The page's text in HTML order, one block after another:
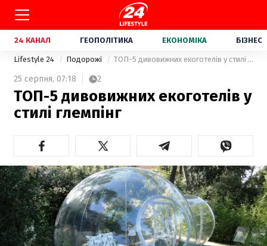
24 КАНАЛ ГЕОПОЛІТИКА ЕКОНОМІКА БІЗНЕС
Lifestyle 24 Подорожі ТОП-5 дивовижних екоготелів у стилі глемпінг
25 серпня, 07:18 2
ТОП-5 дивовижних екоготелів у
стилі глемпінг